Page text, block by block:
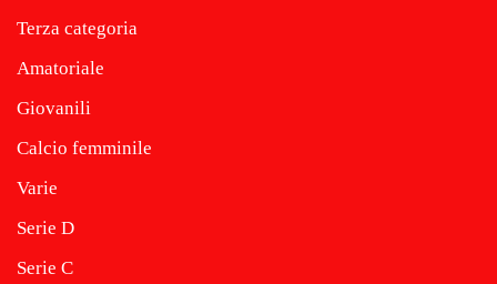
Terza categoria
Amatoriale
Giovanili
Calcio femminile
Varie
Serie D
Serie C